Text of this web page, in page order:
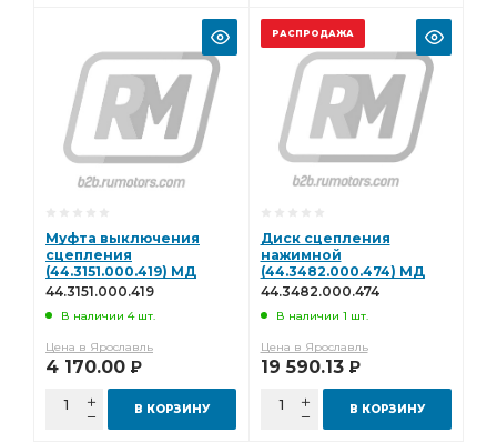
Муфта выключения
сцепления
(44.3151.000.419) МД
(Эксперт) 44.3151.000.419
44.3151.000.419
В наличии 4 шт.
Цена в Ярославль
4 170.00 Р
В КОРЗИНУ
РАСПРОДАЖА
Диск сцепления
нажимной
(44.3482.000.474) МД
(Эксперт)
44.3482.000.474
В наличии 1 шт.
Цена в Ярославль
19 590.13 Р
В КОРЗИНУ